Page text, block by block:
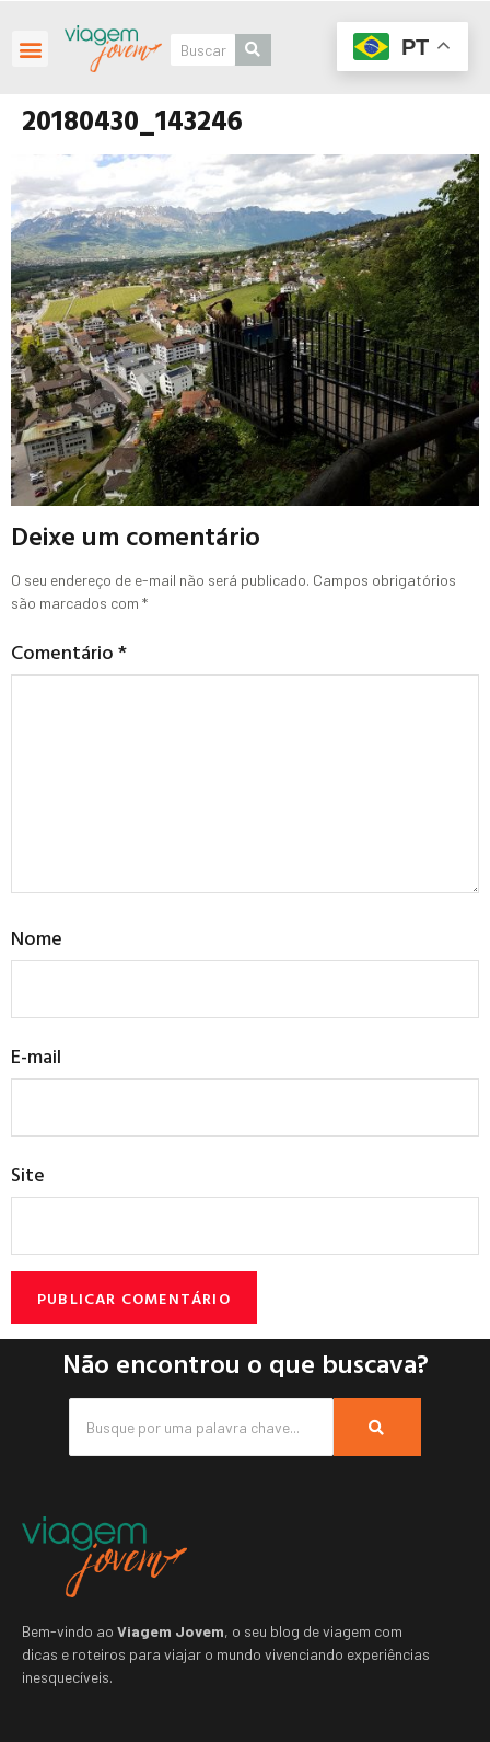
20180430_143246
Deixe um comentário
O seu endereço de e-mail não será publicado. Campos obrigatórios
são marcados com *
Comentário*
Nome
E-mail
Site
Não encontrou o que buscava?
Bem-vindo ao Viagem Jovem, o seu blog de viagem com
dicas e roteiros para viajar o mundo vivenciando experiências
inesquecíveis.
PT